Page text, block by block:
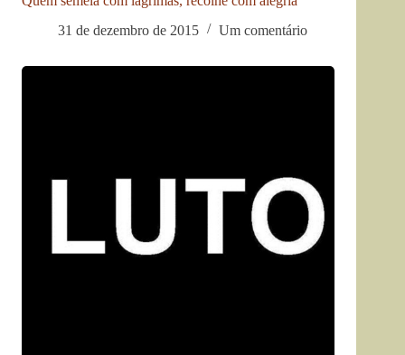
31 de dezembro de 2015
Um comentário